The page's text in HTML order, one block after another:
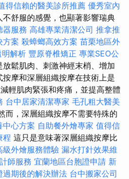
得信賴的醫美診所推薦 優秀室內
不舒服的感覺，也顯著影響瑞典
器服務 高雄專業清潔公司 推拿推
方案 殺蟑螂高效方案 苗栗地區外
解析 豐原脊椎矯正 專業SEO公
鬆肌肉、刺激神經末梢、增加
摩和深層組織按摩在技術上是
輕肌肉緊張和疼痛，並提高整體
台中居家清潔專家 毛孔粗大醫美
而，深層組織按摩不需要特殊的
中心方案 自助餐外燴專家 值得信
程 這只是意味著深層組織按摩比
級外燴服務體驗 漏水打針效果維
師服務 宜蘭地區台胞證申請 新
過期後的解決辦法 台中搬家公司